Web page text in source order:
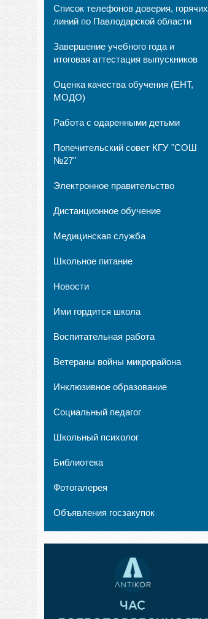
Список телефонов доверия, горячих
линий по Павлодарской области
Завершение учебного года и
итоговая аттестация выпускников
Оценка качества обучения (ЕНТ,
МОДО)
Работа с одаренными детьми
Попечительский совет КГУ "СОШ
№27"
Электронное правительство
Дистанционное обучение
Медицинская служба
Школьное питание
Новости
Ими гордится школа
Воспитательная работа
Ветераны войны микрорайона
Инклюзивное образование
Социальный педагог
Школьный психолог
Библиотека
Фотогалерея
Объявления госзакупок